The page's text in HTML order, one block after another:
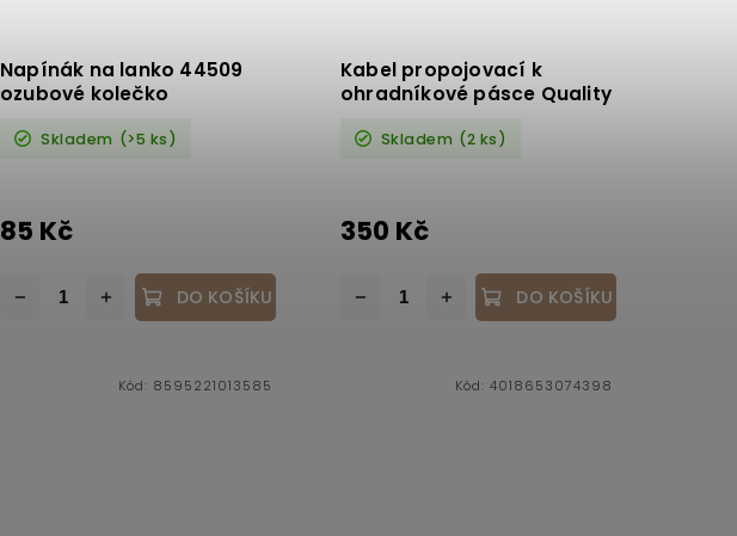
Napínák na lanko 44509
ozubové kolečko
Skladem (>5 ks)
85 Kč
DO KOŠÍKU
Kabel propojovací k
ohradníkové pásce Quality
Skladem (2 ks)
350 Kč
DO KOŠÍKU
Kód: 8595221013585 Kód: 4018653074398